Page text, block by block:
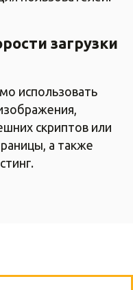
загрузки
использовать
скриптов или
а также